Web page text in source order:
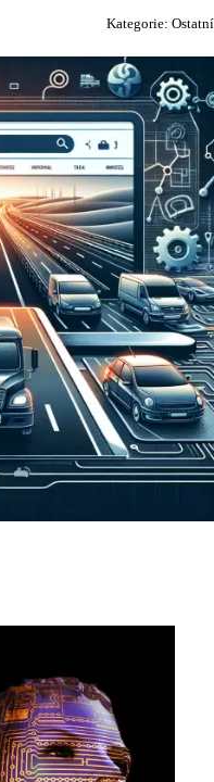
Kategorie: Ostatní